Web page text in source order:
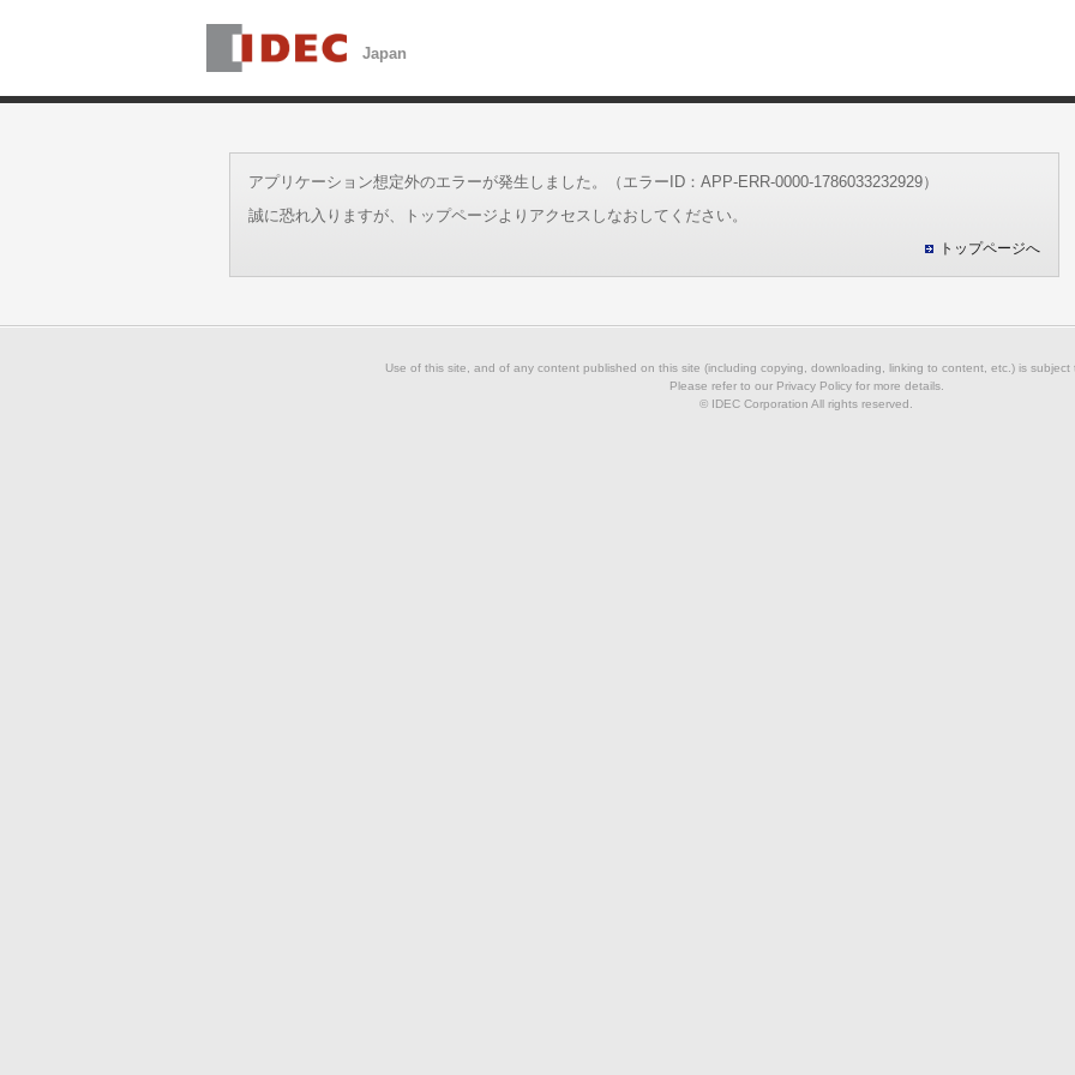
アプリケーション想定外のエラーが発生しました。（エラーID：APP-ERR-0000-1786033232929）
誠に恐れ入りますが、トップページよりアクセスしなおしてください。
トップページへ
Use of this site, and of any content published on this site (including copying, downloading, linking to content, etc.) is subject
Please refer to our Privacy Policy for more details.
© IDEC Corporation All rights reserved.